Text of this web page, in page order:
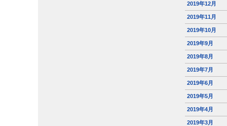
2019年12月
2019年11月
2019年10月
2019年9月
2019年8月
2019年7月
2019年6月
2019年5月
2019年4月
2019年3月